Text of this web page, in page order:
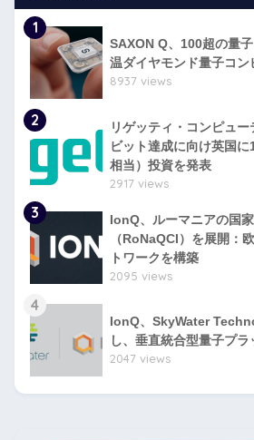
1
SAXON Q、100超の量
温ダイヤモンド量子コン
8937 views
2
リゲッティ・コンピュ
ビット達成に向け英国
相当）投資を発表
2917 views
3
IonQ、ルーマニアの国
（RoNaQCI）を展開：
トワークを構築
2095 views
4
IonQ、SkyWater
し、垂直統合型量子プ
2047 views